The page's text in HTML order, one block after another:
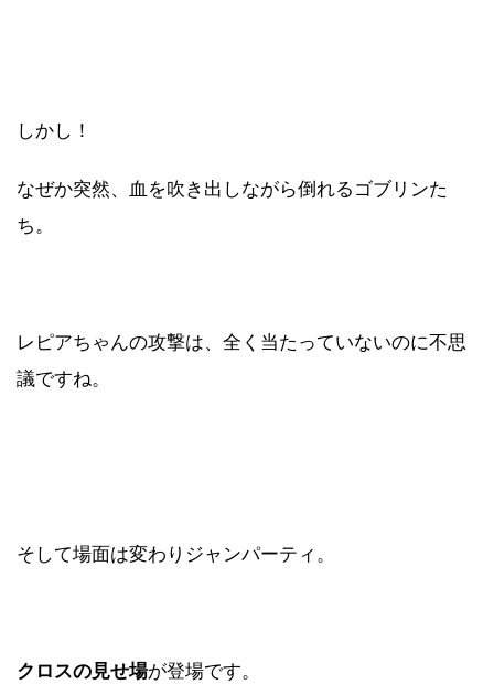
しかし！
なぜか突然、血を吹き出しながら倒れるゴブリンた
ち。
レピアちゃんの攻撃は、全く当たっていないのに不思
議ですね。
そして場面は変わりジャンパーティ。
クロスの見せ場が登場です。